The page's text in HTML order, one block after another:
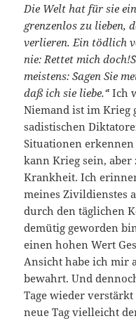
Die Welt hat für sie
grenzenlos zu lieben,
verlieren. Ein tödlich
nie: `Rettet mich
meistens: `Sagen Sie
daß ich sie liebe.´“Ich
Niemand ist im
sadistischen
Situationen erkennen
kann Krieg sein, aber
Krankheit. Ich
meines Zivildienstes
durch den täglichen
demütig geworden
einen hohen Wert
Ansicht habe ich mir
bewahrt. Und
Tage wieder
neue Tag vielleicht